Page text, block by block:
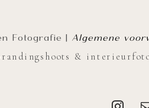
Fotografie | Algemene
&